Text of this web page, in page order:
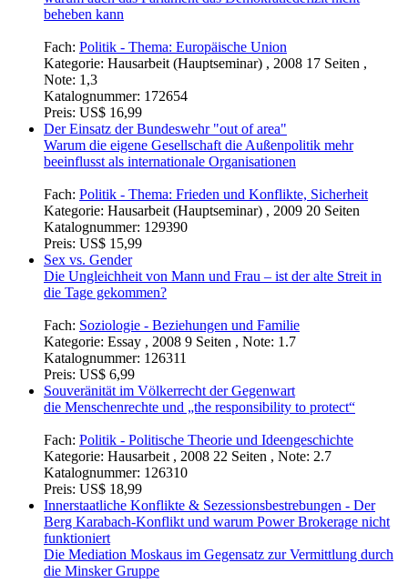
Fach: Geschichte - Sonstiges
Kategorie: Seminararbeit , 2011 20 Seiten , Note: 2,3
Katalognummer:
Preis:US$ 16,99
Die Europäische Union, ihre demokratische Legitimation und
warum auch das Parlament das Demokratiedefizit nicht
beheben kann
Fach:Politik - Thema: Europäische Union
Kategorie:Hausarbeit (Hauptseminar) , 2008 17 Seiten ,
Note: 1,3
Katalognummer:
Preis:US$ 16,99
Der Einsatz der Bundeswehr "out of area"
beeinflusst als internationale Organisationen
Fach:Politik - Thema: Frieden und Konflikte, Sicherheit
Kategorie: Hausarbeit (Hauptseminar) , 2009 20 Seiten
Katalognummer:129390
Preis:US$ 15,99
Die Ungleichheit von Mann und Frau – ist der alte Streit in
die Tage gekommen?
Fach: Soziologie - Beziehungen und Familie
Kategorie:Essay , 2008 9 Seiten , Note: 1.7
Katalognummer:126311
Preis:US$ 6,99
Souveränität im Völkerrecht der Gegenwart
die Menschenrechte und „the responsibility to protect“